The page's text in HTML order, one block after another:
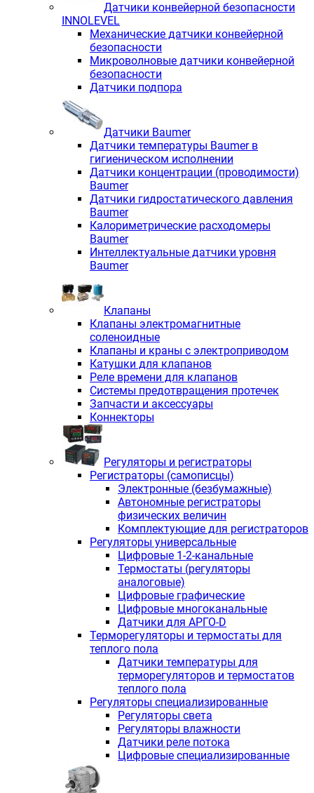
Датчики конвейерной безопасности
INNOLEVEL
Механические датчики конвейерной
безопасности
Микроволновые датчики конвейерной
безопасности
Датчики подпора
Датчики Baumer
Датчики температуры Baumer в
гигиеническом исполнении
Датчики концентрации (проводимости)
Baumer
Датчики гидростатического давления
Baumer
Калориметрические расходомеры
Baumer
Интеллектуальные датчики уровня
Baumer
Клапаны
Клапаны электромагнитные
соленоидные
Клапаны и краны с электроприводом
Катушки для клапанов
Реле времени для клапанов
Системы предотвращения протечек
Запчасти и аксессуары
Коннекторы
Регуляторы и регистраторы
Регистраторы (самописцы)
Электронные (безбумажные)
Автономные регистраторы
физических величин
Комплектующие для регистраторов
Регуляторы универсальные
Цифровые 1-2-канальные
Термостаты (регуляторы
аналоговые)
Цифровые графические
Цифровые многоканальные
Датчики для АРГО-D
Терморегуляторы и термостаты для
теплого пола
Датчики температуры для
терморегуляторов и термостатов
теплого пола
Регуляторы специализированные
Регуляторы света
Регуляторы влажности
Датчики реле потока
Цифровые специализированные